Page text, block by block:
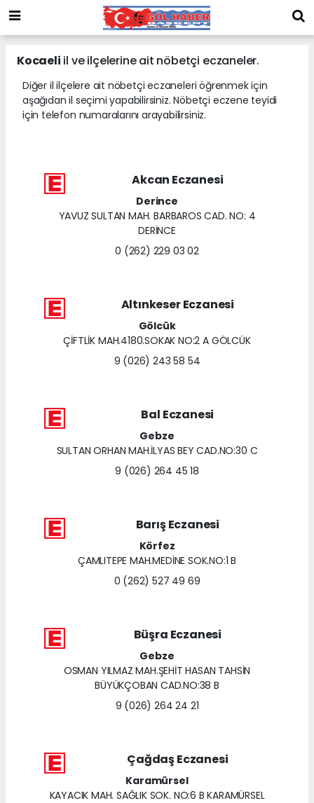
Kocaeli il ve ilçelerine ait nöbetçi eczaneler.
Diğer il ilçelere ait nöbetçi eczaneleri öğrenmek için
aşağıdan il seçimi yapabilirsiniz. Nöbetçi eczene teyidi
için telefon numaralarını arayabilirsiniz.
Akcan Eczanesi
Derince
YAVUZ SULTAN MAH. BARBAROS CAD. NO: 4
DERİNCE
0 (262) 229 03 02
Altınkeser Eczanesi
Gölcük
ÇİFTLİK MAH.4180.SOKAK NO:2 A GÖLCÜK
9 (026) 243 58 54
Bal Eczanesi
Gebze
SULTAN ORHAN MAH.İLYAS BEY CAD.NO:30 C
9 (026) 264 45 18
Barış Eczanesi
Körfez
ÇAMLITEPE MAH.MEDİNE SOK.NO:1 B
0 (262) 527 49 69
Büşra Eczanesi
Gebze
OSMAN YILMAZ MAH.ŞEHİT HASAN TAHSİN
BÜYÜKÇOBAN CAD.NO:38 B
9 (026) 264 24 21
Çağdaş Eczanesi
Karamürsel
KAYACIK MAH. SAĞLIK SOK. NO:6 B KARAMÜRSEL